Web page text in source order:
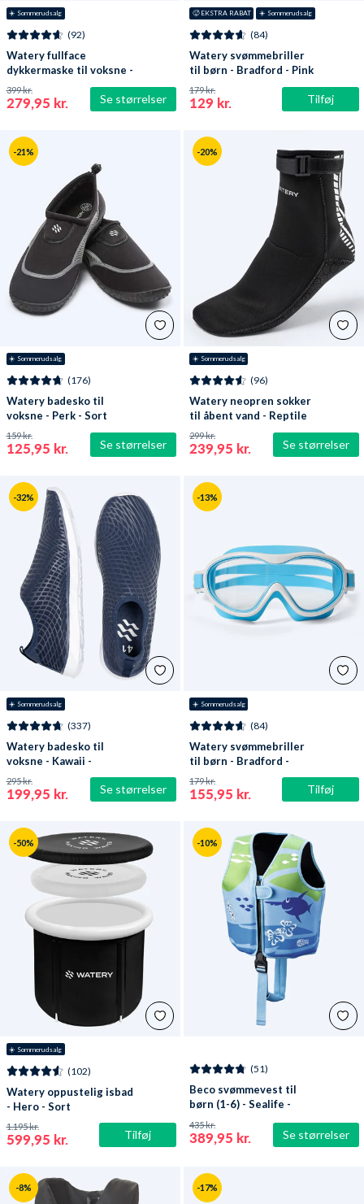
☀️ Sommerudsalg
Se størrelser
(92)
Watery fullface
dykkermaske til voksne -
Oxygen - Sort
279,95 kr.
399 kr.
🥵 EKSTRA RABAT ☀️ Sommerudsalg
Tilføj
(84)
Watery svømmebriller
til børn - Bradford - Pink
129 kr.
179 kr.
-21%
☀️ Sommerudsalg
Se størrelser
(176)
Watery badesko til
voksne - Perk - Sort
125,95 kr.
159 kr.
-20%
☀️ Sommerudsalg
Se størrelser
(96)
Watery neopren sokker
til åbent vand - Reptile
(3 mm) - Sort
239,95 kr.
299 kr.
-32%
☀️ Sommerudsalg
Se størrelser
(337)
Watery badesko til
voksne - Kawaii -
Mørkeblå
199,95 kr.
295 kr.
-13%
☀️ Sommerudsalg
Tilføj
(84)
Watery svømmebriller
til børn - Bradford -
Blå/hvid
155,95 kr.
179 kr.
-50%
☀️ Sommerudsalg
Tilføj
(102)
Watery oppustelig isbad
- Hero - Sort
599,95 kr.
1.195 kr.
-10%
Se størrelser
(51)
Beco svømmevest til
børn (1-6) - Sealife -
Lyseblå/grøn
389,95 kr.
435 kr.
-8% -17%